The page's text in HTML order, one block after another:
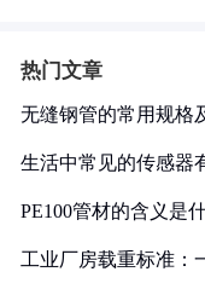
热门文章
无缝钢管的常用规格
生活中常见的传感器
PE100管材的含义是
工业厂房载重标准：